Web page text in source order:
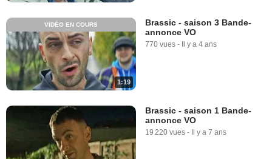
1:19
VIDÉO EN COURS
Brassic - saison 3 Bande-
annonce VO
770 vues - Il y a 4 ans
Brassic - saison 1 Bande-
annonce VO
19 220 vues - Il y a 7 ans